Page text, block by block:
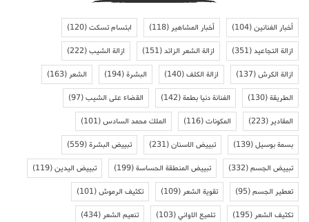
أخبار الفنانين(104) أخبار المشاهير (118) ابتسام تسكت(120)
ازالة التجاعيد(351) ازالة الشعر الزائد(151) ازالة الشيب(222)
ازالة الكرش(137) ازالة الكلف(140) البشرة(194) الشعر (163)
الطريقة(130) الفنانة دنيا بطمة(142) القضاء على الشيب(97)
المقادير (223) المكونات(116) الملك محمد السادس(101)
بسمة بوسيل(139) تبييض الاسنان(231) تبييض البشرة(559)
تبييض الجسم(332) تبييض المنطقة الحساسة(199) تبييض اليدين(119)
تعطير الجسم(95) تقوية الشعر (109) تكثيف الرموش(101)
تكثيف الشعر (195) تلميع الاواني(103) تنعيم الشعر (434)